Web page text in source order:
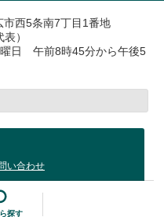
探す
西5条南7丁目1番地
）
日 午前8時45分から午後5
い合わせ